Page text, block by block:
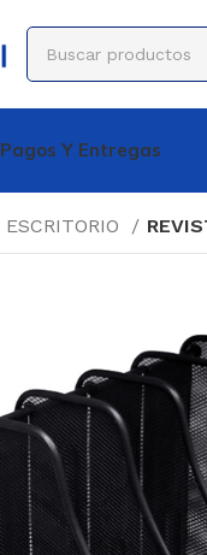
Pagos Y Entregas
ESCRITORIO